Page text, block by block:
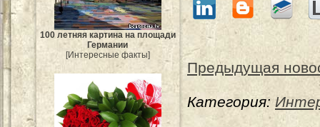
100 летняя картина на площади
Германии
[Интересные факты]
Предыдущая
Категория: